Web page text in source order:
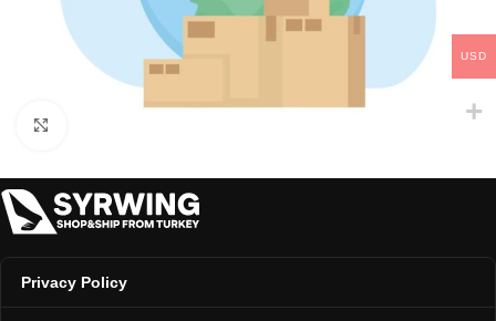
Privacy Policy
USD